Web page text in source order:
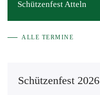
Schützenfest Atteln
ALLE TERMINE
Schützenfest 2026